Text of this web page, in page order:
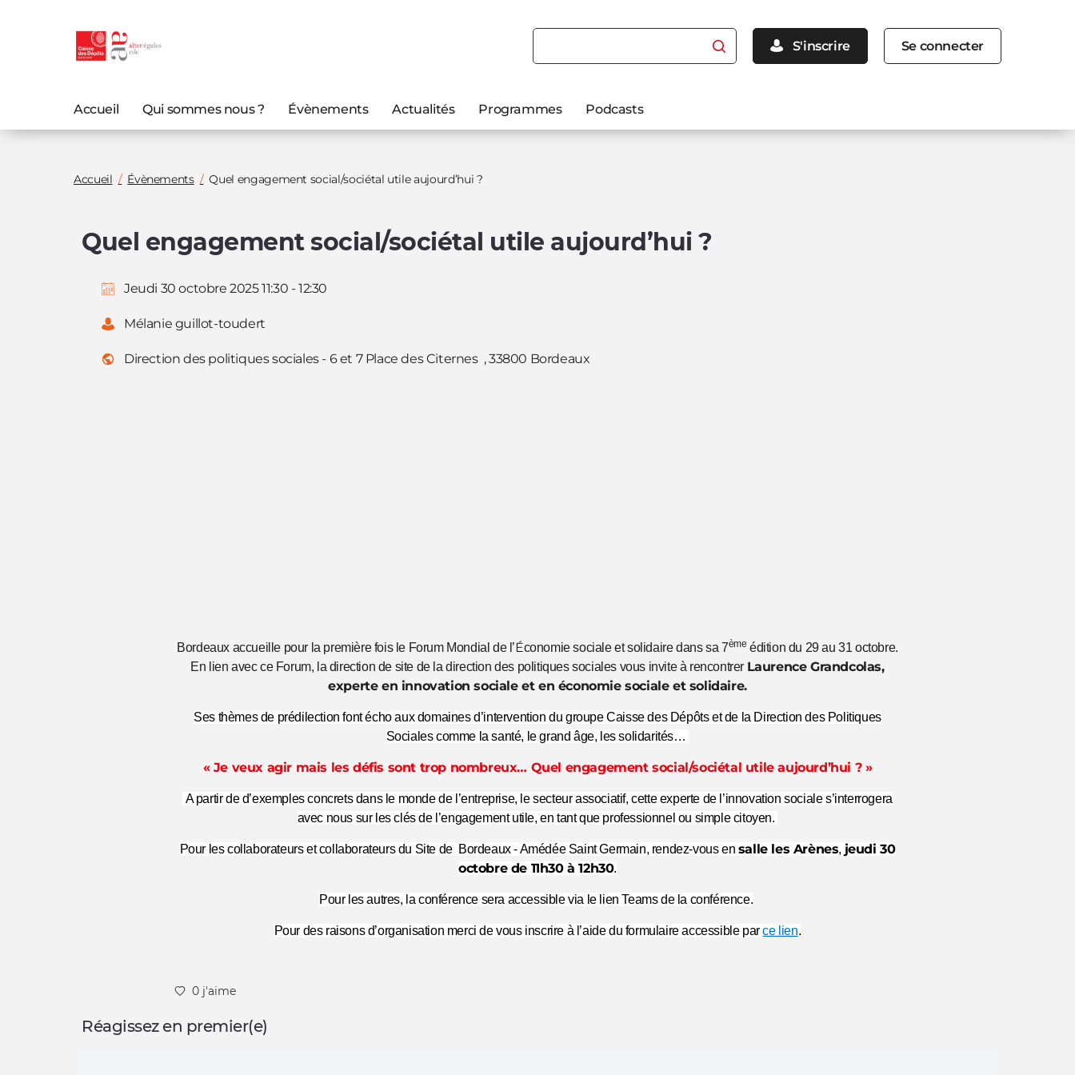
contenu
principal
menu
principal
Rechercher du contenu
Menu
inscription
S'inscrire Se connecter
Accueil Qui sommes nous ? Évènements Actualités Programmes Podcasts
Vous
Accueil Évènements Quel engagement social/sociétal utile aujourd’hui ?
Quel engagement social/sociétal utile aujourd’hui ?
Jeudi 30 octobre 2025 11:30 - 12:30
Mélanie guillot-toudert
Direction des politiques sociales - 6 et 7 Place des Citernes , 33800 Bordeaux
Bordeaux accueille pour la première fois le Forum Mondial de l’Économie sociale et solidaire dans sa 7ème édition du 29 au 31 octobre.
En lien avec ce Forum, la direction de site de la direction des politiques sociales vous invite à rencontrer Laurence Grandcolas,
experte en innovation sociale et en économie sociale et solidaire.
Ses thèmes de prédilection font écho aux domaines d’intervention du groupe Caisse des Dépôts et de la Direction des Politiques
Sociales comme la santé, le grand âge, les solidarités…
« Je veux agir mais les défis sont trop nombreux… Quel engagement social/sociétal utile aujourd’hui ? »
A partir de d’exemples concrets dans le monde de l’entreprise, le secteur associatif, cette experte de l’innovation sociale s’interrogera
avec nous sur les clés de l’engagement utile, en tant que professionnel ou simple citoyen.
Pour les collaborateurs et collaborateurs du Site de Bordeaux - Amédée Saint Germain, rendez-vous en salle les Arènes, jeudi 30
octobre de 11h30 à 12h30.
Pour les autres, la conférence sera accessible via le lien Teams de la conférence.
Pour des raisons d’organisation merci de vous inscrire à l’aide du formulaire accessible parce lien.
0 j'aime
Réagissez en premier(e)